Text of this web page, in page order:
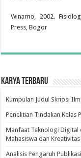
Winarno, 2002.
Press, Bogor
Karya Terbaru
Kumpulan Judul Skripsi
Penelitian Tindakan Kelas
Manfaat Teknologi Digital
Mahasiswa dan Kreativitas
Analisis Pengaruh